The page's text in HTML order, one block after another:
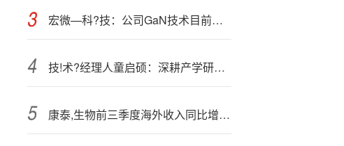
宏微—科?技：公司GaN技术目前主要聚焦于数据中心、算力等电源系统以及机器人等新兴领域
技!术?经理人童启硕：深耕产学研，做科技成果转化的“耦合器”
康泰,生物前三季度海外收入同比增长逾三倍